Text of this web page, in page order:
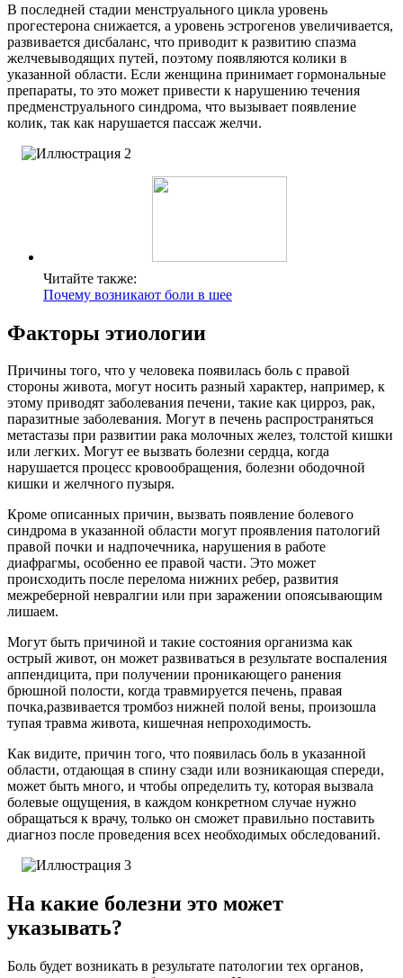
В последней стадии менструального цикла уровень
прогестерона снижается, а уровень эстрогенов увеличивается,
развивается дисбаланс, что приводит к развитию спазма
желчевыводящих путей, поэтому появляются колики в
указанной области. Если женщина принимает гормональные
препараты, то это может привести к нарушению течения
предменструального синдрома, что вызывает появление
колик, так как нарушается пассаж желчи.
Читайте также:
Почему возникают боли в шее
Факторы этиологии
Причины того, что у человека появилась боль с правой
стороны живота, могут носить разный характер, например, к
этому приводят заболевания печени, такие как цирроз, рак,
паразитные заболевания. Могут в печень распространяться
метастазы при развитии рака молочных желез, толстой кишки
или легких. Могут ее вызвать болезни сердца, когда
нарушается процесс кровообращения, болезни ободочной
кишки и желчного пузыря.
Кроме описанных причин, вызвать появление болевого
синдрома в указанной области могут проявления патологий
правой почки и надпочечника, нарушения в работе
диафрагмы, особенно ее правой части. Это может
происходить после перелома нижних ребер, развития
межреберной невралгии или при заражении опоясывающим
лишаем.
Могут быть причиной и такие состояния организма как
острый живот, он может развиваться в результате воспаления
аппендицита, при получении проникающего ранения
брюшной полости, когда травмируется печень, правая
почка,развивается тромбоз нижней полой вены, произошла
тупая травма живота, кишечная непроходимость.
Как видите, причин того, что появилась боль в указанной
области, отдающая в спину сзади или возникающая спереди,
может быть много, и чтобы определить ту, которая вызвала
болевые ощущения, в каждом конкретном случае нужно
обращаться к врачу, только он сможет правильно поставить
диагноз после проведения всех необходимых обследований.
На какие болезни это может
указывать?
Боль будет возникать в результате патологии тех органов,